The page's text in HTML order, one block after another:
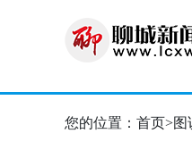
您的位置： 首页>图